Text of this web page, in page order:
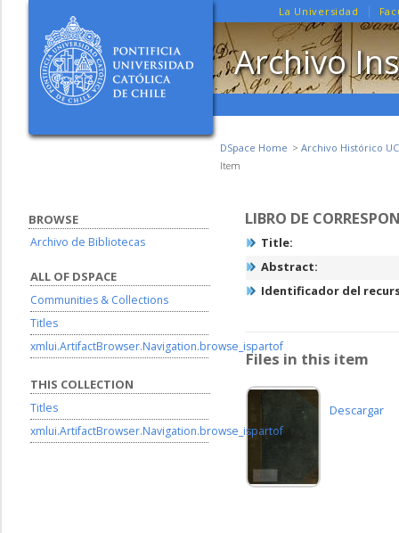
La Universidad
Archivo
DSpace Home
Archivo Histórico UC
Item
LIBRO DE
Title:
Abstract:
Identificador del
Files in this item
Descargar
BROWSE
Archivo de Bibliotecas
ALL OF DSPACE
Communities & Collections
Titles
xmlui.ArtifactBrowser.Navigation.browse_ispartof
THIS COLLECTION
Titles
xmlui.ArtifactBrowser.Navigation.browse_ispartof